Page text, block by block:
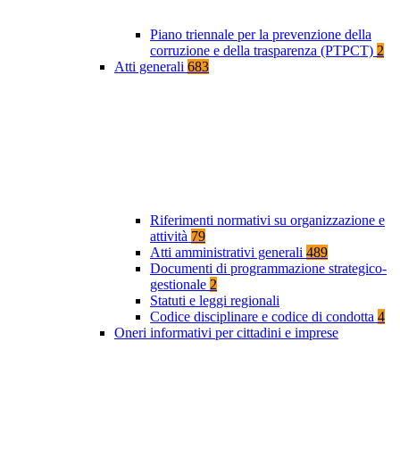
Piano triennale per la prevenzione della
corruzione e della trasparenza (PTPCT) 2
Atti generali 683
Riferimenti normativi su organizzazione e
attività 79
Atti amministrativi generali 489
Documenti di programmazione strategico-
gestionale 2
Statuti e leggi regionali
Codice disciplinare e codice di condotta 4
Oneri informativi per cittadini e imprese